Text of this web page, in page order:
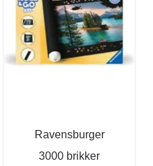
Ravensburger
3000 brikker